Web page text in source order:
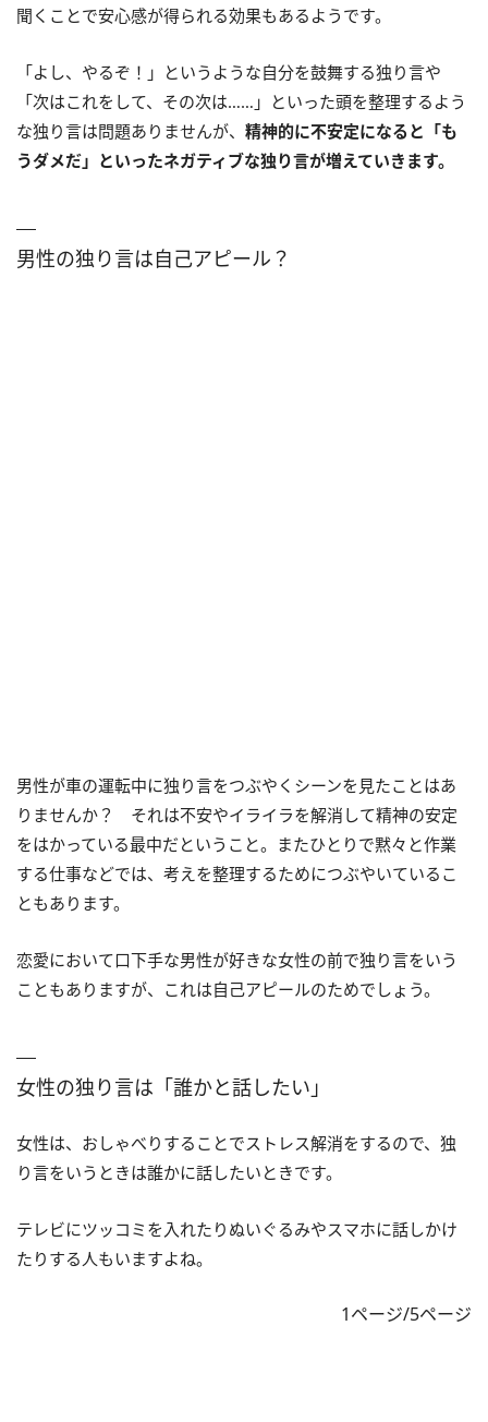
聞くことで安心感が得られる効果もあるようです。
「よし、やるぞ！」というような自分を鼓舞する独り言や
「次はこれをして、その次は……」といった頭を整理するよう
な独り言は問題ありませんが、 精神的に不安定になると「も
うダメだ」といったネガティブな独り言が増えていきます。
男性の独り言は自己アピール？
男性が車の運転中に独り言をつぶやくシーンを見たことはあ
りませんか？ それは不安やイライラを解消して精神の安定
をはかっている最中だということ。またひとりで黙々と作業
する仕事などでは、考えを整理するためにつぶやいているこ
ともあります。
恋愛において口下手な男性が好きな女性の前で独り言をいう
こともありますが、これは自己アピールのためでしょう。
女性の独り言は「誰かと話したい」
女性は、おしゃべりすることでストレス解消をするので、独
り言をいうときは誰かに話したいときです。
テレビにツッコミを入れたりぬいぐるみやスマホに話しかけ
たりする人もいますよね。
1ページ/5ページ